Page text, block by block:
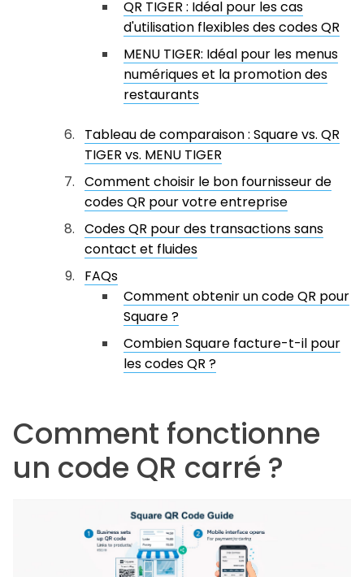
QR TIGER : Idéal pour les cas
d'utilisation flexibles des codes QR
MENU TIGER: Idéal pour les menus
numériques et la promotion des
restaurants
Tableau de comparaison : Square vs. QR
TIGER vs. MENU TIGER
Comment choisir le bon fournisseur de
codes QR pour votre entreprise
Codes QR pour des transactions sans
contact et fluides
FAQs
Comment obtenir un code QR pour
Square ?
Combien Square facture-t-il pour
les codes QR ?
Comment fonctionne
un code QR carré ?